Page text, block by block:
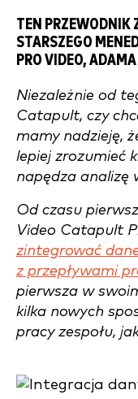
TEN PRZEWODNIK
STARSZEGO
PRO VIDEO,
Niezależnie od
Catapult, czy
mamy nadzieję,
lepiej zrozumieć
napędza analizę
Od czasu
Video Catapult
zintegrować
z przepływami
pierwsza w
kilka nowych
pracy zespołu,